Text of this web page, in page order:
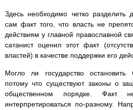
Здесь необходимо четко разделить
сам факт того, что власть не
действиям у главной православной
сатанист оценил этот факт
властей) в качестве поддержки его
Могло ли государство остановить
потому что существуют законы о
общественном порядке. Факт
интерпретироваться по-разному.